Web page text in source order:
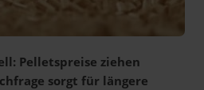
Pelletspreise ziehen
sorgt für längere